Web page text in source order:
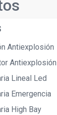
Antiexplosión
Antiexplosión
Lineal Led
Emergencia
High Bay